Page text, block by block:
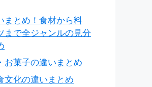
まとめ！食材から料
まで全ジャンルの見分
お菓子の違いまとめ
文化の違いまとめ